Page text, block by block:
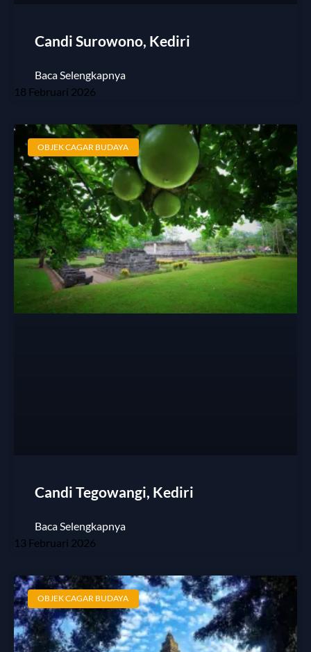
Candi Surowono, Kediri
Baca Selengkapnya
18 Februari 2026
OBJEK CAGAR BUDAYA
Candi Tegowangi, Kediri
Baca Selengkapnya
13 Februari 2026
OBJEK CAGAR BUDAYA